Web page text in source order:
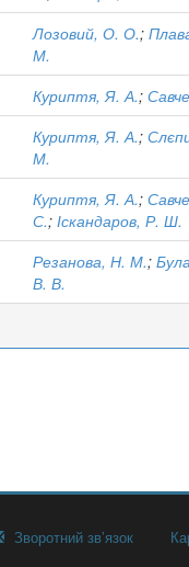
Лозовий, О. О.;
М.
Куриптя, Я. А.;
Куриптя, Я. А.;
М.
Куриптя, Я. А.;
С.; Іскандаров, Р. Ш.
Резанова, Н. М.;
В. В.
Зворотний зв’язок